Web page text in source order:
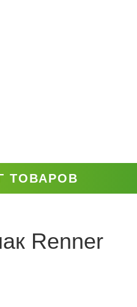
ТОВАРОВ
Renner